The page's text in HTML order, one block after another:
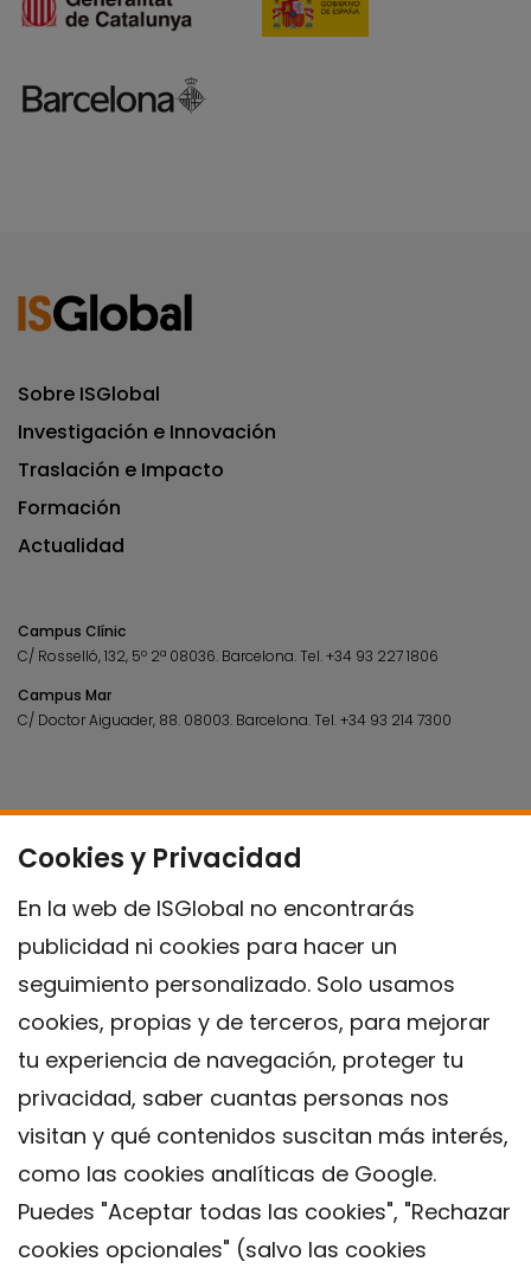
Cookies y Privacidad
En la web de ISGlobal no encontrarás
publicidad ni cookies para hacer un
seguimiento personalizado. Solo usamos
cookies, propias y de terceros, para mejorar
tu experiencia de navegación, proteger tu
privacidad, saber cuantas personas nos
visitan y qué contenidos suscitan más interés,
como las cookies analíticas de Google.
Puedes "Aceptar todas las cookies", "Rechazar
cookies opcionales" (salvo las cookies
Sobre ISGlobal
Investigación e Innovación
Traslación e Impacto
Formación
Actualidad
Campus Clínic
C/ Rosselló, 132, 5º 2ª 08036. Barcelona.Tel.+34 93 227 1806
Campus Mar
C/ Doctor Aiguader, 88. 08003. Barcelona.Tel.+34 93 214 7300